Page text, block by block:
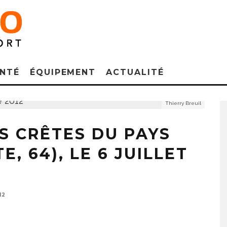
ÉQUIPEMENT ACTUALITÉ
Thierry Breuil
CRÊTES DU PAYS
64), LE 6 JUILLET